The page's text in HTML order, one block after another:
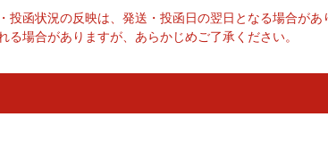
投函状況の反映は、発送・投函日の翌日となる場合が
場合がありますが、あらかじめご了承ください。